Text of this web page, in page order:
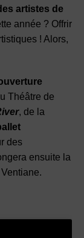
artistes de
année ? Offrir
! Alors,
Théâtre de
, de la
des
ensuite la